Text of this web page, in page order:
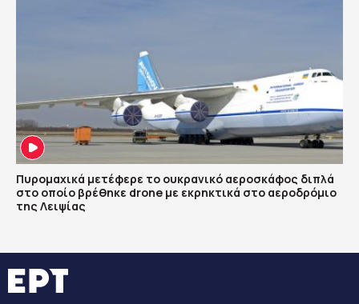
Πυρομαχικά μετέφερε το ουκρανικό αεροσκάφος διπλά
στο οποίο βρέθηκε drone με εκρηκτικά στο αεροδρόμιο
της Λειψίας